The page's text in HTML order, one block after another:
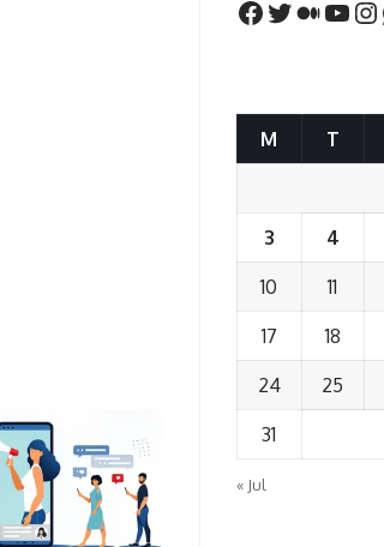
M T
3 4
10 11
17 18
24 25
31
« Jul